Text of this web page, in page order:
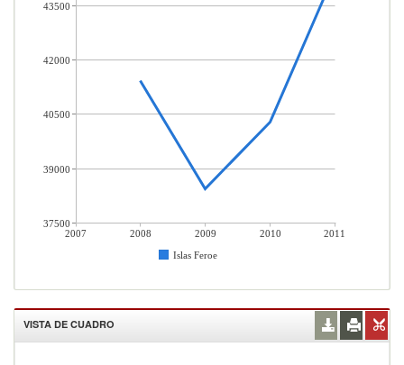
2007 2008 2009 2010
2011
Islas Feroe
43500
42000
40500
39000
37500
VISTA DE CUADRO